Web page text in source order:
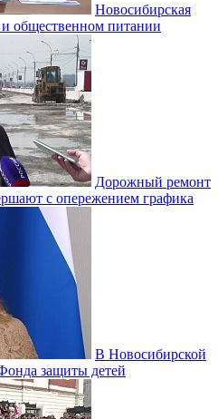
Новосибирская
и общественном питании
Дорожный ремонт
с опережением графика
В Новосибирской
защиты детей